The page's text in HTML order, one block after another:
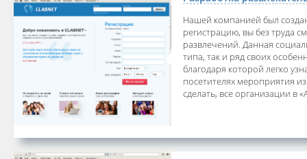
Нашей компанией был
регистрацию, вы без труда
развлечений. Данная
типа, так и ряд своих
благодаря которой легко
посетителях мероприятия
сделать, все организации в